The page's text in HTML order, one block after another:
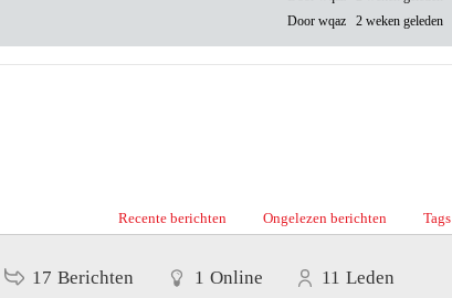
Door wqaz 2 weken geleden
Recente berichten Ongelezen berichten Tags
17 Berichten 1 Online 11 Leden